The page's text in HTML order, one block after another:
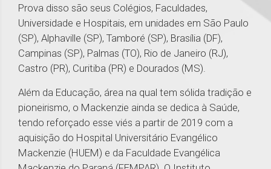
Prova disso são seus Colégios, Faculdades,
Universidade e Hospitais, em unidades em São Paulo
(SP), Alphaville (SP), Tamboré (SP), Brasília (DF),
Campinas (SP), Palmas (TO), Rio de Janeiro (RJ),
Castro (PR), Curitiba (PR) e Dourados (MS).
Além da Educação, área na qual tem sólida tradição e
pioneirismo, o Mackenzie ainda se dedica à Saúde,
tendo reforçado esse viés a partir de 2019 com a
aquisição do Hospital Universitário Evangélico
Mackenzie (HUEM) e da Faculdade Evangélica